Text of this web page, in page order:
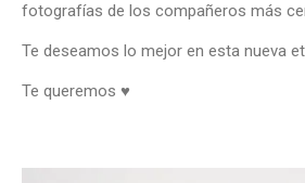
fotografías de los compañeros más
Te deseamos lo mejor en esta nueva
Te queremos ♥